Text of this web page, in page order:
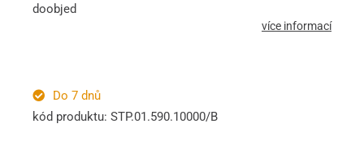
doobjed
více informací
Do 7 dnů
kód produktu: STP.01.590.10000/B